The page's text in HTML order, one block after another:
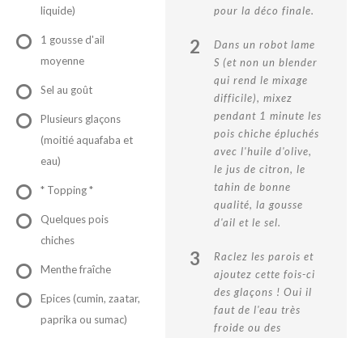
liquide)
1 gousse d'ail
moyenne
Sel au goût
Plusieurs glaçons
(moitié aquafaba et
eau)
* Topping *
Quelques pois
chiches
Menthe fraîche
Epices (cumin, zaatar,
paprika ou sumac)
pour la déco finale.
2
Dans un robot lame
S (et non un blender
qui rend le mixage
difficile), mixez
pendant 1 minute les
pois chiche épluchés
avec l'huile d'olive,
le jus de citron, le
tahin de bonne
qualité, la gousse
d'ail et le sel.
3
Raclez les parois et
ajoutez cette fois-ci
des glaçons ! Oui il
faut de l'eau très
froide ou des